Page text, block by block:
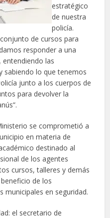
estratégico
de nuestra
policía.
de cursos para
responder a una
las
sabiendo lo que tenemos
junto a los cuerpos de
para devolver la
se comprometió a
en materia de
destinado al
de los agentes
cursos, talleres y demás
de los
municipales en seguridad.
el secretario de